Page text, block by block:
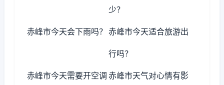
少？
赤峰市今天会下雨吗？ 赤峰市今天适合旅游出
行吗？
赤峰市今天需要开空调 赤峰市天气对心情有影